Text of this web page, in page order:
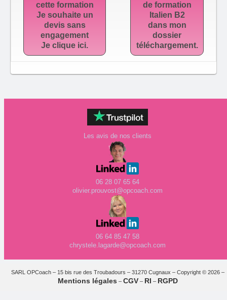
cette formation
Je souhaite un
devis sans
engagement
Je clique ici.
de formation
Italien B2
dans mon
dossier
téléchargement.
Les avis de nos clients
06 28 07 65 64
olivier.prouvost@opcoach.com
06 64 85 47 58
chrystele.lagarde@opcoach.com
SARL OPCoach – 15 bis rue des Troubadours – 31270 Cugnaux – Copyright © 2026 –
Mentions légales – CGV– RI – RGPD